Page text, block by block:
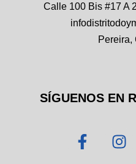
Calle 100 Bis #17 A
Pereira,
SÍGUENOS EN
F
a
I
n